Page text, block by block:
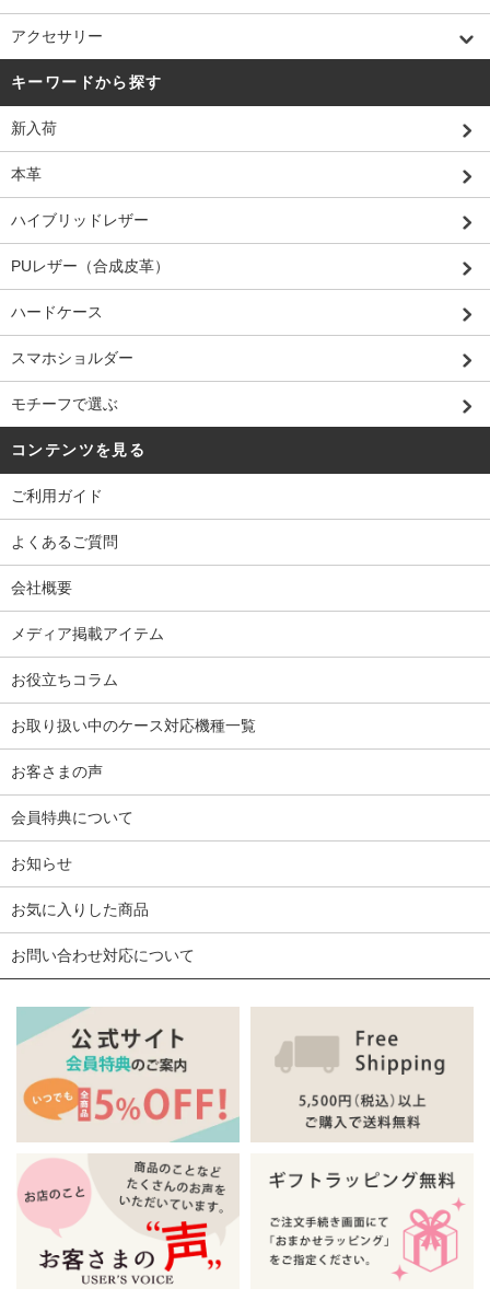
アクセサリー
キーワードから探す
新入荷
本革
ハイブリッドレザー
PUレザー（合成皮革）
ハードケース
スマホショルダー
モチーフで選ぶ
コンテンツを見る
ご利用ガイド
よくあるご質問
会社概要
メディア掲載アイテム
お役立ちコラム
お取り扱い中のケース対応機種一覧
お客さまの声
会員特典について
お知らせ
お気に入りした商品
お問い合わせ対応について